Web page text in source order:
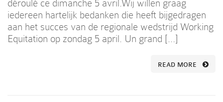
déroulé ce dimanche 5 avril.Wij willen graag
iedereen hartelijk bedanken die heeft bijgedragen
aan het succes van de regionale wedstrijd Working
Equitation op zondag 5 april. Un grand […]
READ MORE